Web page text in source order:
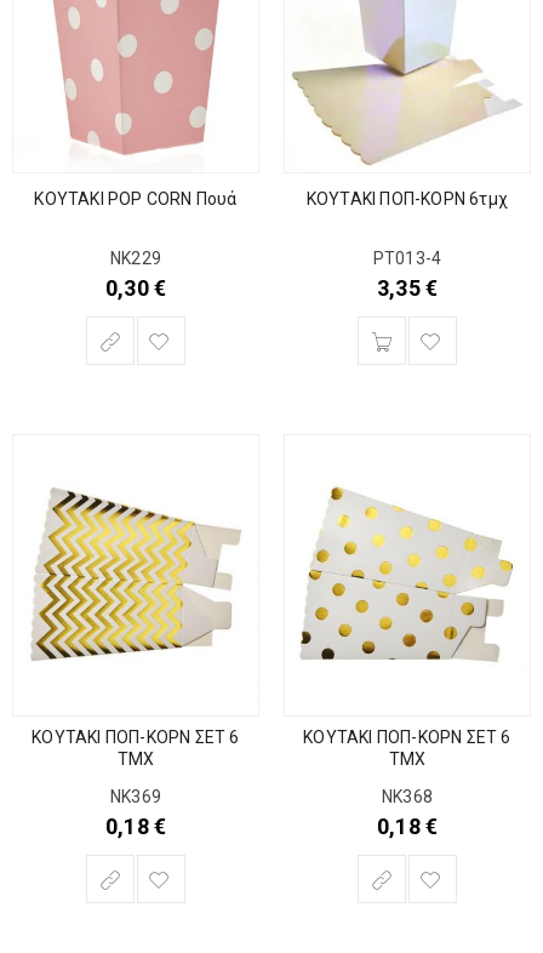
ΚΟΥΤΑΚΙ POP CORN Πουά
ΝΚ229
0,30€
ΚΟΥΤΑΚΙ ΠΟΠ-ΚΟΡΝ 6τμχ
ΡΤ013-4
3,35€
ΚΟΥΤΑΚΙ ΠΟΠ-ΚΟΡΝ ΣΕΤ 6
ΤΜΧ
ΝΚ369
0,18€
ΚΟΥΤΑΚΙ ΠΟΠ-ΚΟΡΝ ΣΕΤ 6
ΤΜΧ
ΝΚ368
0,18€